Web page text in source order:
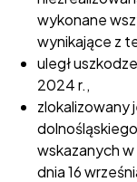
wykonane
wynikające z
uległ
2024 r.,
zlokalizowany
wskazanych
dnia 16